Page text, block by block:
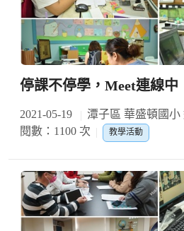
停課不停學，Meet連線中
2021-05-19 潭子區 華盛頓國
閱數：1100 次
教學活動